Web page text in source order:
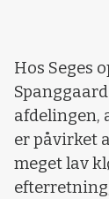
Hos Seges
afdelingen,
er påvirket
meget lav